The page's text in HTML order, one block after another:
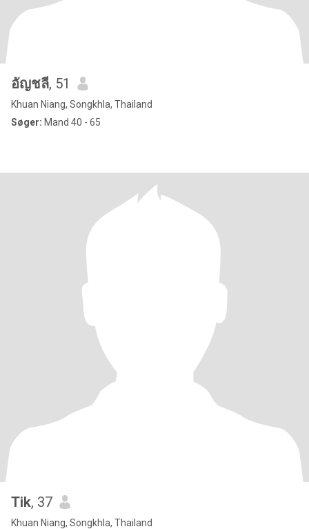
อัญชลี, 51
Khuan Niang, Songkhla, Thailand
Søger: Mand 40 - 65
Tik, 37
Khuan Niang, Songkhla, Thailand